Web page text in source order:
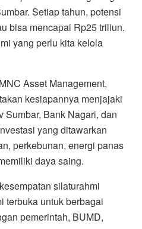
Setiap tahun, potensi
bisa mencapai Rp25 triliun.
yang perlu kita kelola
Asset Management,
kesiapannya menjajaki
Sumbar, Bank Nagari, dan
yang ditawarkan
perkebunan, energi panas
daya saing.
silaturahmi
terbuka untuk berbagai
pemerintah, BUMD,